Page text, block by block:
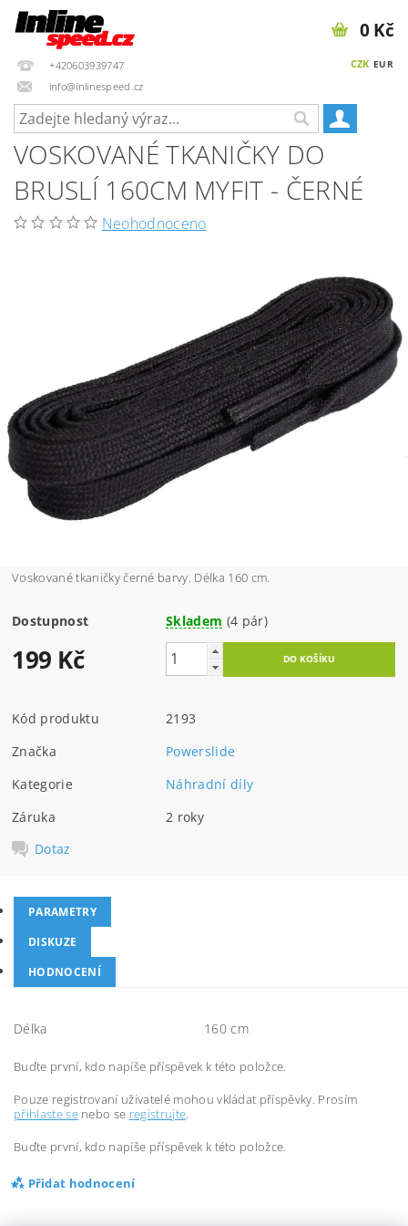
+420603939747
info@inlinespeed.cz
CZK EUR
0 Kč
VOSKOVANÉ TKANIČKY DO
BRUSLÍ 160CM MYFIT - ČERNÉ
Neohodnoceno
Voskované tkaničky černé barvy. Délka 160 cm.
Dostupnost Skladem (4 pár)
199 Kč
Kód produktu
2193
Značka
Powerslide
Kategorie
Náhradní díly
Záruka
2 roky
Dotaz
PARAMETRY
DISKUZE
HODNOCENÍ
Délka 160 cm
Buďte první, kdo napíše příspěvek k této položce.
Pouze registrovaní uživatelé mohou vkládat příspěvky. Prosím
přihlaste senebo se registrujte.
Buďte první, kdo napíše příspěvek k této položce.
Přidat hodnocení